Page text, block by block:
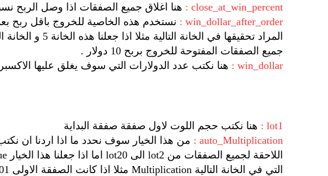
close_at_win_percent :
هنا اغلاق جميع الصفقات اذا وصل الربح
win_dollar_after_order :
نستخدم هذه الخاصية للخروج باقل ربح
جميع الصفقات المفتوحة للخروج بربح 10 دولار .
win_dollar :
هنا نكتب عدد الدولارات التي سوف يغلق عليها
lot1 :
هنا نكتب حجم اللوت لاول صفقة صفقة البداية
auto_Multiplication :
التي في الخانة التالية Multiplication مثلا اذا كانت الصفقة الاولى 0.01 والمضاعفة 2 فسوف يضرب 0.01 * 2 و ستكون الصفقة التالية بحجم 0.02 وهكذا